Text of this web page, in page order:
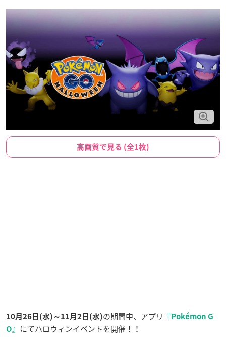
高画質で見る (全1枚)
10月26日(水)～11月2日(水)の期間中、アプリ
『Pokémon G
O』
にてハロウィンイベントを開催！！